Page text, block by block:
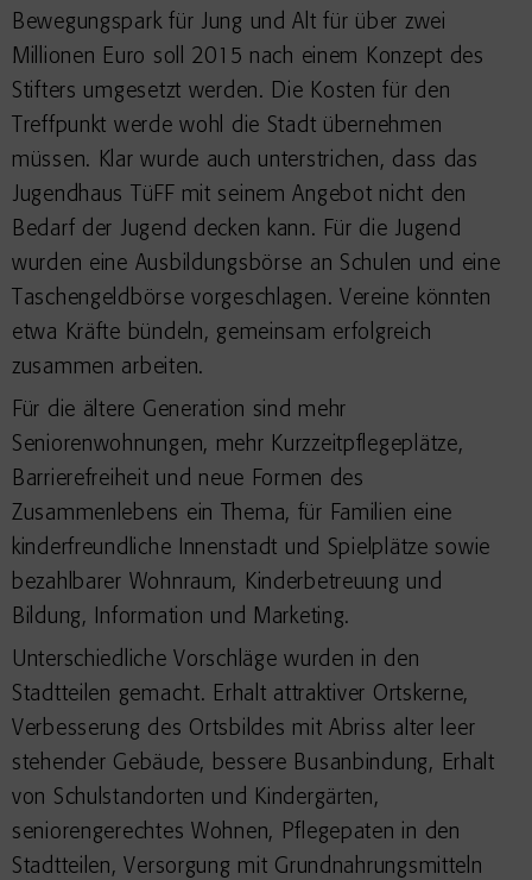
Bewegungspark für Jung und Alt für über zwei
Millionen Euro soll 2015 nach einem Konzept des
Stifters umgesetzt werden. Die Kosten für den
Treffpunkt werde wohl die Stadt übernehmen
müssen. Klar wurde auch unterstrichen, dass das
Jugendhaus TüFF mit seinem Angebot nicht den
Bedarf der Jugend decken kann. Für die Jugend
wurden eine Ausbildungsbörse an Schulen und eine
Taschengeldbörse vorgeschlagen. Vereine könnten
etwa Kräfte bündeln, gemeinsam erfolgreich
zusammen arbeiten.
Für die ältere Generation sind mehr
Seniorenwohnungen, mehr Kurzzeitpflegeplätze,
Barrierefreiheit und neue Formen des
Zusammenlebens ein Thema, für Familien eine
kinderfreundliche Innenstadt und Spielplätze sowie
bezahlbarer Wohnraum, Kinderbetreuung und
Bildung, Information und Marketing.
Unterschiedliche Vorschläge wurden in den
Stadtteilen gemacht. Erhalt attraktiver Ortskerne,
Verbesserung des Ortsbildes mit Abriss alter leer
stehender Gebäude, bessere Busanbindung, Erhalt
von Schulstandorten und Kindergärten,
seniorengerechtes Wohnen, Pflegepaten in den
Stadtteilen, Versorgung mit Grundnahrungsmitteln